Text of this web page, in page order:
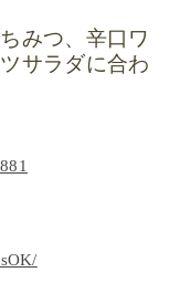
みつ、辛口ワ
サラダに合わ